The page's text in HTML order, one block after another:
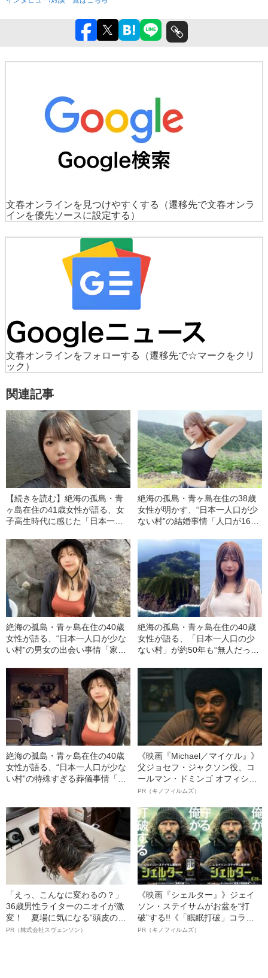
文春オンラインを見つけやすくする
（遷移先で文春オンラ
インを優先ソースに設定する）
文春オンラインをフォローする
（遷移先で☆マークをクリ
ック）
関連記事
【続きを読む】絶海の孤島・青
ヶ島在住の41歳女性が語る、女
子高生時代に感じた「日本一人
定的な違い”「青ヶ島では全員顔
見知りだったけど…」
絶海の孤島・青ヶ島在住の38歳
女性が明かす、“日本一人口が少
ない村”の結婚事情「人口が166
絶海の孤島・青ヶ島在住の40歳
女性が語る、“日本一人口が少な
い村”の男女の出会い事情「家族
絶海の孤島・青ヶ島在住の40歳
女性が語る、「日本一人口の少
ない村」が約50年も“無人だっ
して…」
絶海の孤島・青ヶ島在住の40歳
女性が語る、“日本一人口が少な
い村”の特殊すぎる葬儀事情「島
《映画『Michael／マイケル』》
父ジョセフ・ジャクソン役、コ
ールマン・ドミンゴ オフィシャ
ルインタビュー“観客を魅了した
語る”《日本興収70億円突破》
PR（キノフィルムズ）
「えっ、こんなに変わるの？」
36歳男性ライターのニオイが激
変！ 夏場に気になる“頭皮のニ
オイ”や“ベタつき”を解消す
PR（株式会社スヴェンソン）
《映画『シェルター』》ジェイ
ソン・ステイサムがお盆を“打
破”する!!《「眠眠打破」コラ
ボ》
PR（キノフィルムズ）